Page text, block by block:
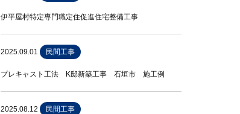
伊平屋村特定専門職定住促進住宅整備工事
2025.09.01 民間工事
プレキャスト工法 K邸新築工事 石垣市 施工例
2025.08.12 民間工事